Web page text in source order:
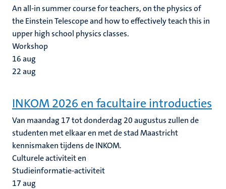
An all-in summer course for teachers, on the physics of
the Einstein Telescope and how to effectively teach this in
upper high school physics classes.
Workshop
16aug
22aug
INKOM 2026 en facultaire introducties
Van maandag 17 tot donderdag 20 augustus zullen de
studenten met elkaar en met de stad Maastricht
kennismaken tijdens de INKOM.
Culturele activiteit en
Studieinformatie-activiteit
17aug